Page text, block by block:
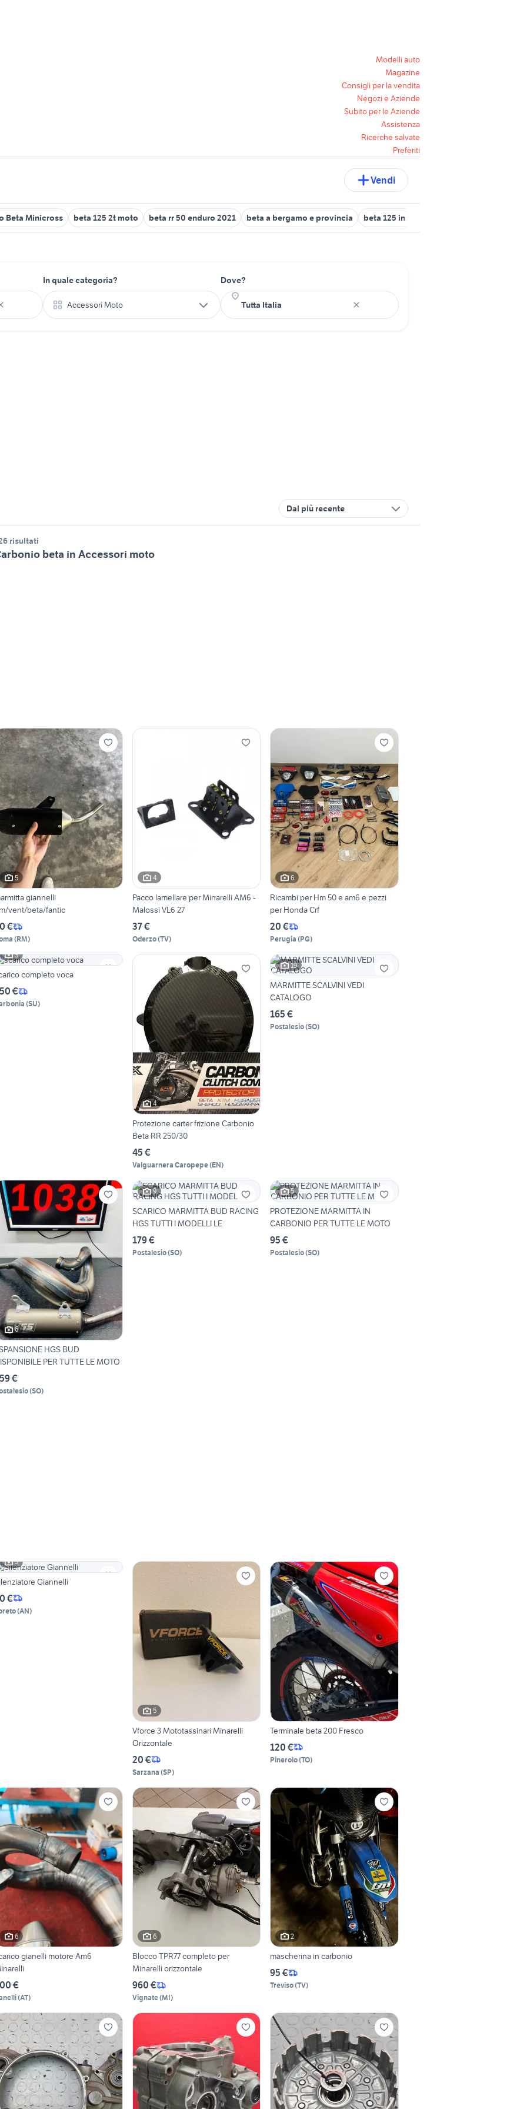
Modelli auto
Magazine
Consigli per la vendita
Negozi e Aziende
Subito per le Aziende
Assistenza
Ricerche salvate
Preferiti
Vendi
Beta Minicross beta 125 2t moto beta rr 50 enduro 2021 beta a bergamo e provincia beta 125 in lombardia
In quale categoria?
Accessori Moto
Dove?
Dal più recente
risultati
beta in Accessori moto
5
giannelli
vent/beta/fantic
€
(RM)
4
Pacco lamellare per Minarelli AM6 -
Malossi VL6 27
37 €
Oderzo(TV)
6
Ricambi per Hm 50 e am6 e pezzi
per Honda Crf
20 €
Perugia (PG)
3
completo voca
€
(SU)
4
Protezione carter frizione Carbonio
Beta RR 250/30
45 €
Valguarnera Caropepe(EN)
19
MARMITTE SCALVINI VEDI
CATALOGO
165 €
Postalesio(SO)
6
HGS BUD
PER TUTTE LE MOTO
€
(SO)
9
SCARICO MARMITTA BUD RACING
HGS TUTTI I MODELLI LE
179 €
Postalesio(SO)
5
PROTEZIONE MARMITTA IN
CARBONIO PER TUTTE LE MOTO
95 €
Postalesio(SO)
3
Giannelli
€
(AN)
5
Vforce 3 Mototassinari Minarelli
Orizzontale
20 €
Sarzana (SP)
Terminale beta 200 Fresco
120 €
Pinerolo(TO)
6
gianelli motore Am6
€
(AT)
6
Blocco TPR77 completo per
Minarelli orizzontale
960 €
Vignate(MI)
2
mascherina in carbonio
95 €
Treviso(TV)